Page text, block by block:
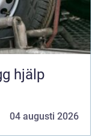
04 augusti 2026